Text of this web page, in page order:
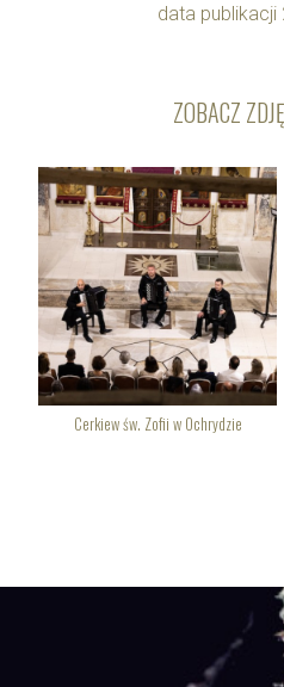
data publikacji
ZOBACZ
Cerkiew św. Zofii w Ochrydzie